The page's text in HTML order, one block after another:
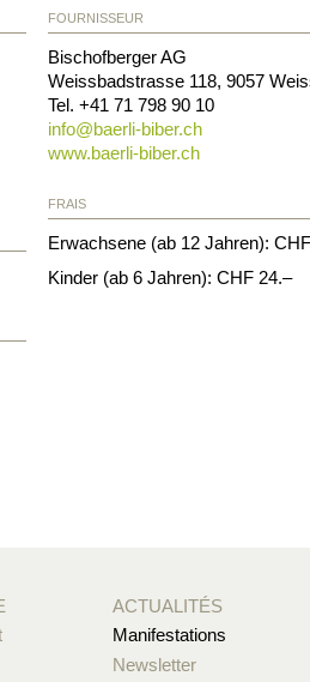
FOURNISSEUR
Bischofberger AG
Weissbadstrasse 118,9057
Tel. +41 71 798 90 10
info@baerli-biber.ch
www.baerli-biber.ch
FRAIS
Erwachsene (ab 12 Jahren):
Kinder (ab 6 Jahren): CHF 24.–
ACTUALITÉS
Manifestations
Newsletter